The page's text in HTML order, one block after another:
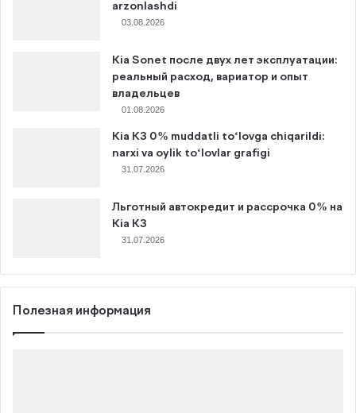
arzonlashdi
03.08.2026
Kia Sonet после двух лет эксплуатации:
реальный расход, вариатор и опыт
владельцев
01.08.2026
Kia K3 0% muddatli to‘lovga chiqarildi:
narxi va oylik to‘lovlar grafigi
31.07.2026
Льготный автокредит и рассрочка 0% на
Kia K3
31.07.2026
Полезная информация